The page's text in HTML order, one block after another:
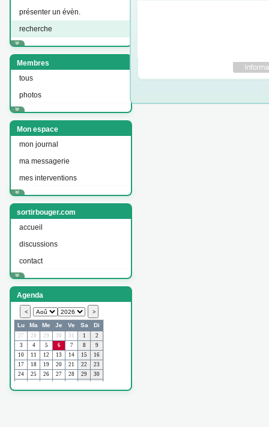
présenter un évèn.
recherche
Membres
tous
photos
Mon espace
mon journal
ma messagerie
mes interventions
sortirbouger.com
accueil
discussions
contact
Agenda